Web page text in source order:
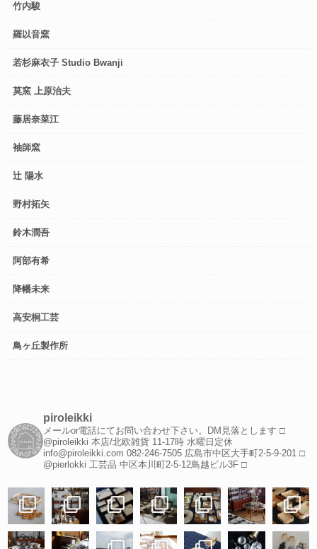
竹内駿
羅以音窯
若杉麻衣子 Studio Bwanji
莫窯 上原治夫
藤居奈菜江
袖師窯
辻 陽水
野村拓矢
鈴木潤吾
阿部有希
降幡未来
高安桐工芸
鳥ヶ丘製作所
piroleikki
メールor電話にてお問い合わせ下さい。DM見落とします □
@piroleikki 本店/北欧雑貨 11-17時 水曜日定休
info@piroleikki.com 082-246-7505 広島市中区大手町2-5-9-201 □
@pierlokki 工芸品 中区本川町2-5-12鳥越ビル3F □